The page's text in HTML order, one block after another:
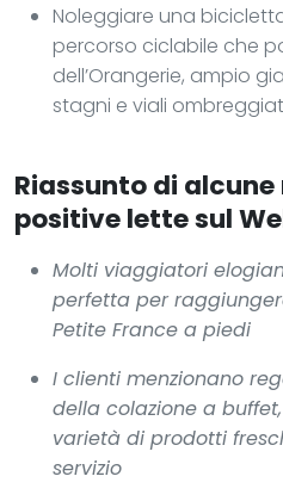
Noleggiare una
percorso ciclabile che
dell’Orangerie, ampio
stagni e viali
Riassunto di
positive lette sul
Molti viaggiatori
perfetta per
Petite France a piedi
I clienti menzionano
della colazione a
varietà di prodotti
servizio